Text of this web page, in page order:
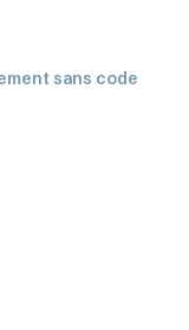
sans code